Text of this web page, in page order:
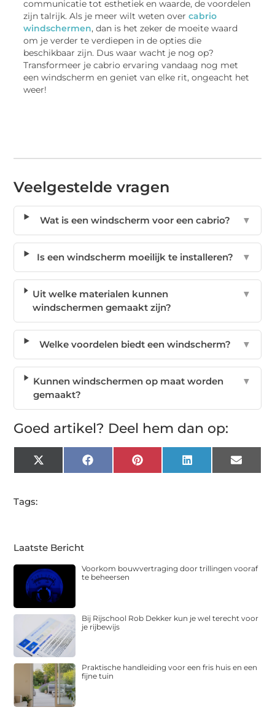
communicatie tot esthetiek en waarde, de voordelen
zijn talrijk. Als je meer wilt weten overcabrio
windschermen, dan is het zeker de moeite waard
om je verder te verdiepen in de opties die
beschikbaar zijn. Dus waar wacht je nog op?
Transformeer je cabrio ervaring vandaag nog met
een windscherm en geniet van elke rit, ongeacht het
weer!
Veelgestelde vragen
Wat is een windscherm voor een cabrio? ▼
Is een windscherm moeilijk te installeren? ▼
Uit welke materialen kunnen
windschermen gemaakt zijn?
▼
Welke voordelen biedt een windscherm? ▼
Kunnen windschermen op maat worden
gemaakt?
▼
Goed artikel? Deel hem dan op:
X
(Twitter)
FacebookPinterest LinkedIn Email
Tags:
Laatste Bericht
Voorkom bouwvertraging door trillingen vooraf
te beheersen
Bij Rijschool Rob Dekker kun je wel terecht voor
je rijbewijs
Praktische handleiding voor een fris huis en een
fijne tuin